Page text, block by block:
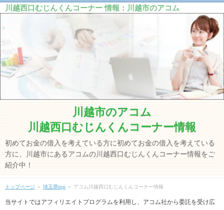
川越西口むじんくんコーナー 情報：川越市のアコム
川越市のアコム
川越西口むじんくんコーナー情報
初めてお金の借入を考えている方に初めてお金の借入を考えている
方に、川越市にあるアコムの川越西口むじんくんコーナー情報をご
紹介中！
トップページ ＞ 埼玉県top ＞ アコム川越西口むじんくんコーナー情報
当サイトではアフィリエイトプログラムを利用し、アコム社から委託を受け広